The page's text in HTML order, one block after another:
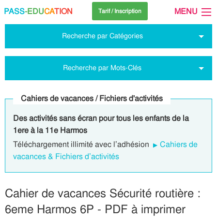
PASS-EDUCATION Tarif / Inscription MENU
Recherche par Catégories
Recherche par Mots-Clés
Cahiers de vacances / Fichiers d'activités
Des activités sans écran pour tous les enfants de la
1ere à la 11e Harmos
Téléchargement illimité avec l’adhésion
Cahiers de
vacances & Fichiers d’activités
Cahier de vacances Sécurité routière :
6eme Harmos 6P - PDF à imprimer